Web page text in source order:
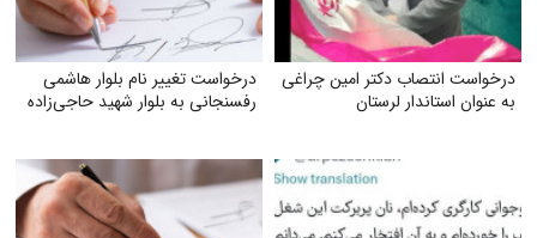
درخواست انتصاب دکتر امین چراغی
به عنوان استاندار لرستان
درخواست تغییر نام بلوار هاشمی
رفسنجانی به بلوار شهید حاجی‌زاده